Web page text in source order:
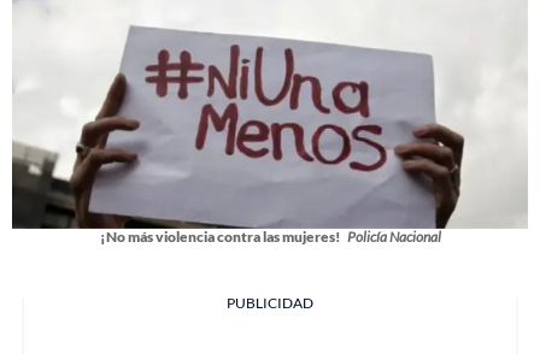
¡No más violencia contra las mujeres! Policía Nacional
PUBLICIDAD